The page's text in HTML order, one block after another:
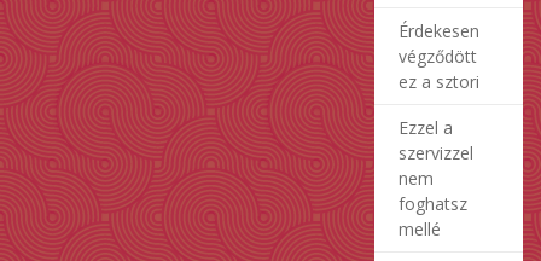
Érdekesen
végződött
ez a sztori
Ezzel a
szervizzel
nem
foghatsz
mellé